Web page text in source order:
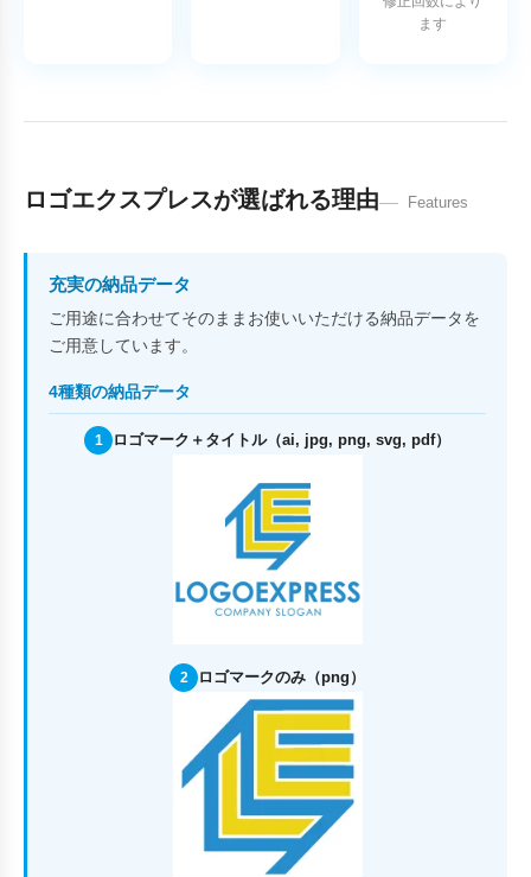
ます
ロゴエクスプレスが選ばれる理由 Features
充実の納品データ
ご用途に合わせてそのままお使いいただける納品データを
ご用意しています。
4種類の納品データ
1 ロゴマーク＋タイトル（ai, jpg, png, svg, pdf）
2 ロゴマークのみ（png）